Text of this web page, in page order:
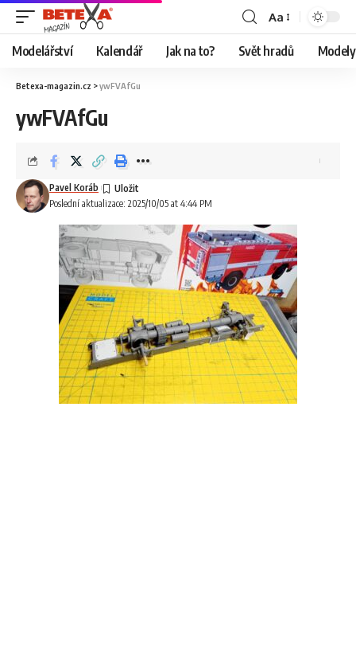
Aa
Modelářství Kalendář Jak na to? Svět hradů
Betexa-magazin.cz >ywFVAfGu
ywFVAfGu
Poslední aktualizace: 2025/10/05 at 4:44 PM
Pavel Koráb